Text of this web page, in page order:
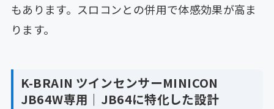
もあります。スロコンとの併用で体感効果が高ま
ります。
K-BRAIN ツインセンサーMINICON
JB64W専用｜JB64に特化した設計